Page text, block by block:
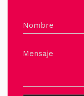
Nombre
Mensaje